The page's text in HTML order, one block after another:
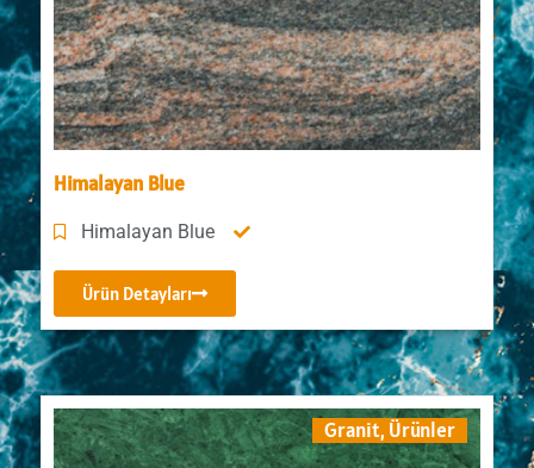
Himalayan Blue
Himalayan Blue
Ürün Detayları
Granit, Ürünler